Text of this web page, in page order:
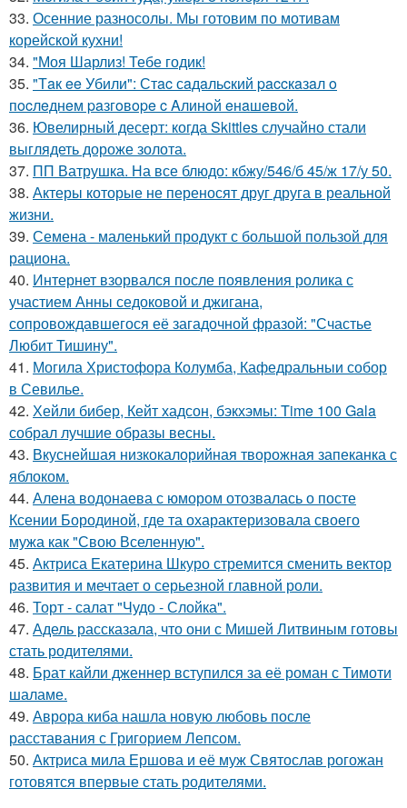
33. Осенние разносолы. Мы готовим по мотивам
корейской кухни!
34. "Моя Шарлиз! Тебе годик!
35. "Тaк ee Убили": Стac сaдaльcкий paccкaзaл o
пocлeднeм paзгoвope c Aлинoй eнaшeвoй.
36. Ювелирный десерт: когда Skittles случайно стали
выглядеть дороже золота.
37. ПП Ватрушка. На все блюдо: кбжу/546/б 45/ж 17/у 50.
38. Актеры которые не переносят друг друга в реальной
жизни.
39. Семена - маленький продукт с большой пользой для
рациона.
40. Интернет взорвался после появления ролика с
участием Анны седоковой и джигана,
сопровождавшегося её загадочной фразой: "Счастье
Любит Тишину".
41. Могила Христофора Колумба, Кафедральныи собор
в Севилье.
42. Хейли бибер, Кейт хадсон, бэкхэмы: Time 100 Gala
собрал лучшие образы весны.
43. Вкуснейшая низкокалорийная творожная запеканка с
яблоком.
44. Алена водонаева с юмором отозвалась о посте
Ксении Бородиной, где та охарактеризовала своего
мужа как "Свою Вселенную".
45. Актриса Екатерина Шкуро стремится сменить вектор
развития и мечтает о серьезной главной роли.
46. Торт - салат "Чудо - Слойка".
47. Адель рассказала, что они с Мишей Литвиным готовы
стать родителями.
48. Брат кайли дженнер вступился за её роман с Тимоти
шаламе.
49. Аврора киба нашла новую любовь после
расставания с Григорием Лепсом.
50. Актриса мила Ершова и её муж Святослав рогожан
готовятся впервые стать родителями.